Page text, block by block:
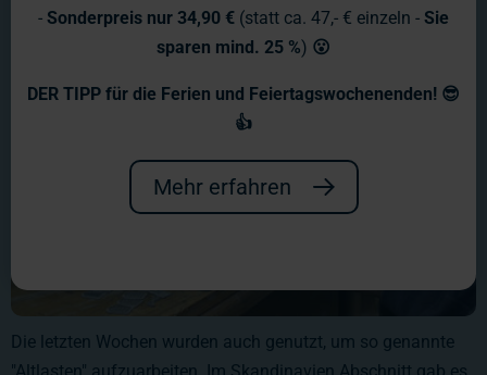
Die letzten Wochen wurden auch genutzt, um so genannte
- Sonderpreis nur 34,90 € (statt ca. 47,- € einzeln - Sie
sparen mind. 25 %) 😮
DER TIPP für die Ferien und Feiertagswochenenden! 😎
👍
Mehr erfahren